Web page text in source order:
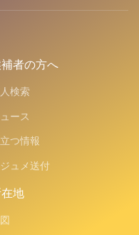
者の方へ
検索
ース
つ情報
ュメ送付
地